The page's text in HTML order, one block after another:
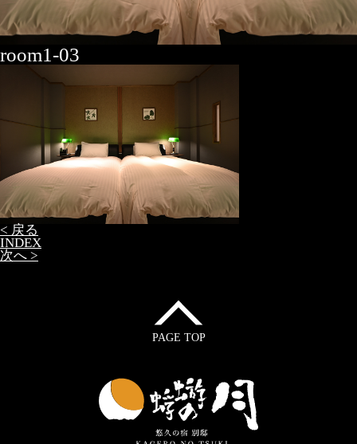
room1-03
< 戻る
INDEX
次へ >
PAGE TOP